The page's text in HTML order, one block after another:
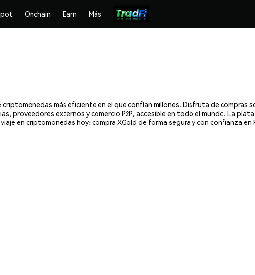
Onchain Earn Más
criptomonedas más eficiente en el que confían millones. Disfruta de
proveedores externos y comercio P2P, accesible en todo el mundo. La
en criptomonedas hoy: compra XGold de forma segura y con confianza en